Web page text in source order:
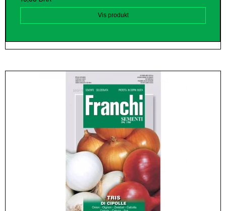
Vis produkt